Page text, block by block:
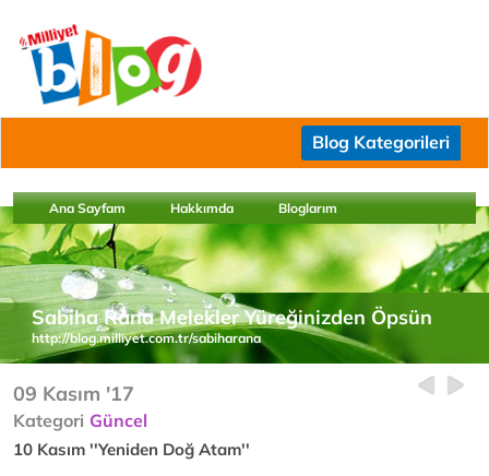
Blog Kategorileri
Ana Sayfam Hakkımda Bloglarım
Sabiha Rana Melekler Yüreğinizden Öpsün
http://blog.milliyet.com.tr/sabiharana
09 Kasım '17
Kategori Güncel
10 Kasım ''Yeniden Doğ Atam''